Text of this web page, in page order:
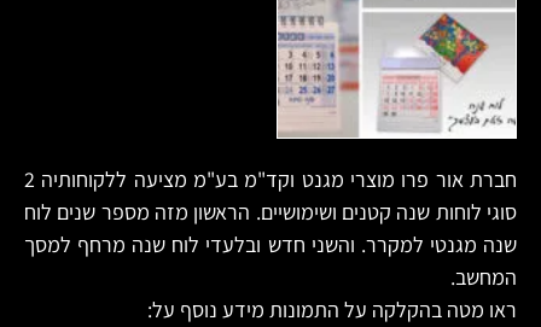
חברת אור פרו מוצרי מגנט וקד"מ בע"מ מציעה ללקוחותיה 2
סוגי לוחות שנה קטנים ושימושיים. הראשון מזה מספר שנים לוח
שנה מגנטי למקרר. והשני חדש ובלעדי לוח שנה מרחף למסך
המחשב.
ראו מטה בהקלקה על התמונות מידע נוסף על: